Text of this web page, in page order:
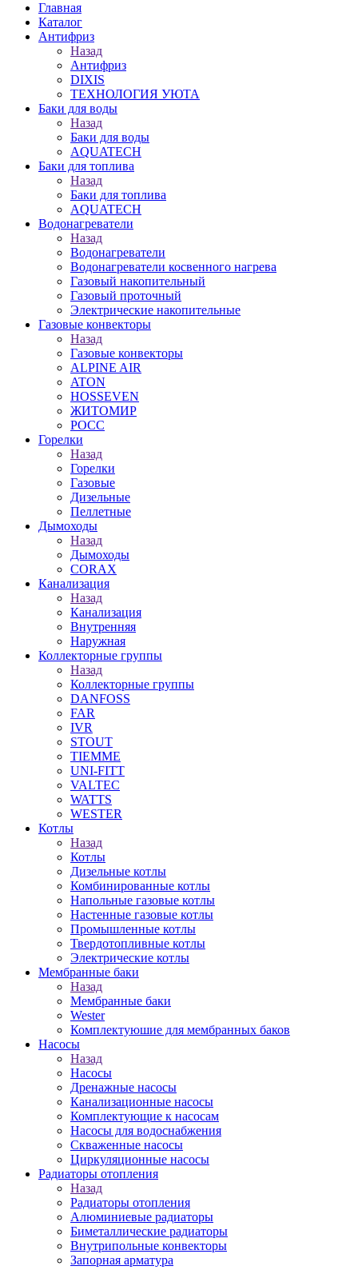
Главная
Каталог
Антифриз
Назад
Антифриз
DIXIS
ТЕХНОЛОГИЯ УЮТА
Баки для воды
Назад
Баки для воды
AQUATECH
Баки для топлива
Назад
Баки для топлива
AQUATECH
Водонагреватели
Назад
Водонагреватели
Водонагреватели косвенного нагрева
Газовый накопительный
Газовый проточный
Электрические накопительные
Газовые конвекторы
Назад
Газовые конвекторы
ALPINE AIR
ATON
HOSSEVEN
ЖИТОМИР
РОСС
Горелки
Назад
Горелки
Газовые
Дизельные
Пеллетные
Дымоходы
Назад
Дымоходы
CORAX
Канализация
Назад
Канализация
Внутренняя
Наружная
Коллекторные группы
Назад
Коллекторные группы
DANFOSS
FAR
IVR
STOUT
TIEMME
UNI-FITT
VALTEC
WATTS
WESTER
Котлы
Назад
Котлы
Дизельные котлы
Комбинированные котлы
Напольные газовые котлы
Настенные газовые котлы
Промышленные котлы
Твердотопливные котлы
Электрические котлы
Мембранные баки
Назад
Мембранные баки
Wester
Комплектуюшие для мембранных баков
Насосы
Назад
Насосы
Дренажные насосы
Канализационные насосы
Комплектующие к насосам
Насосы для водоснабжения
Скваженные насосы
Циркуляционные насосы
Радиаторы отопления
Назад
Радиаторы отопления
Алюминиевые радиаторы
Биметаллические радиаторы
Внутрипольные конвекторы
Запорная арматура